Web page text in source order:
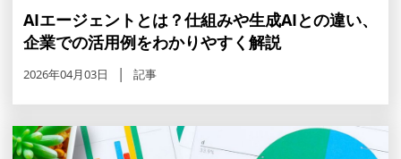
AIエージェントとは？仕組みや生成AIとの違い、
企業での活用例をわかりやすく解説
2026年04月03日 記事